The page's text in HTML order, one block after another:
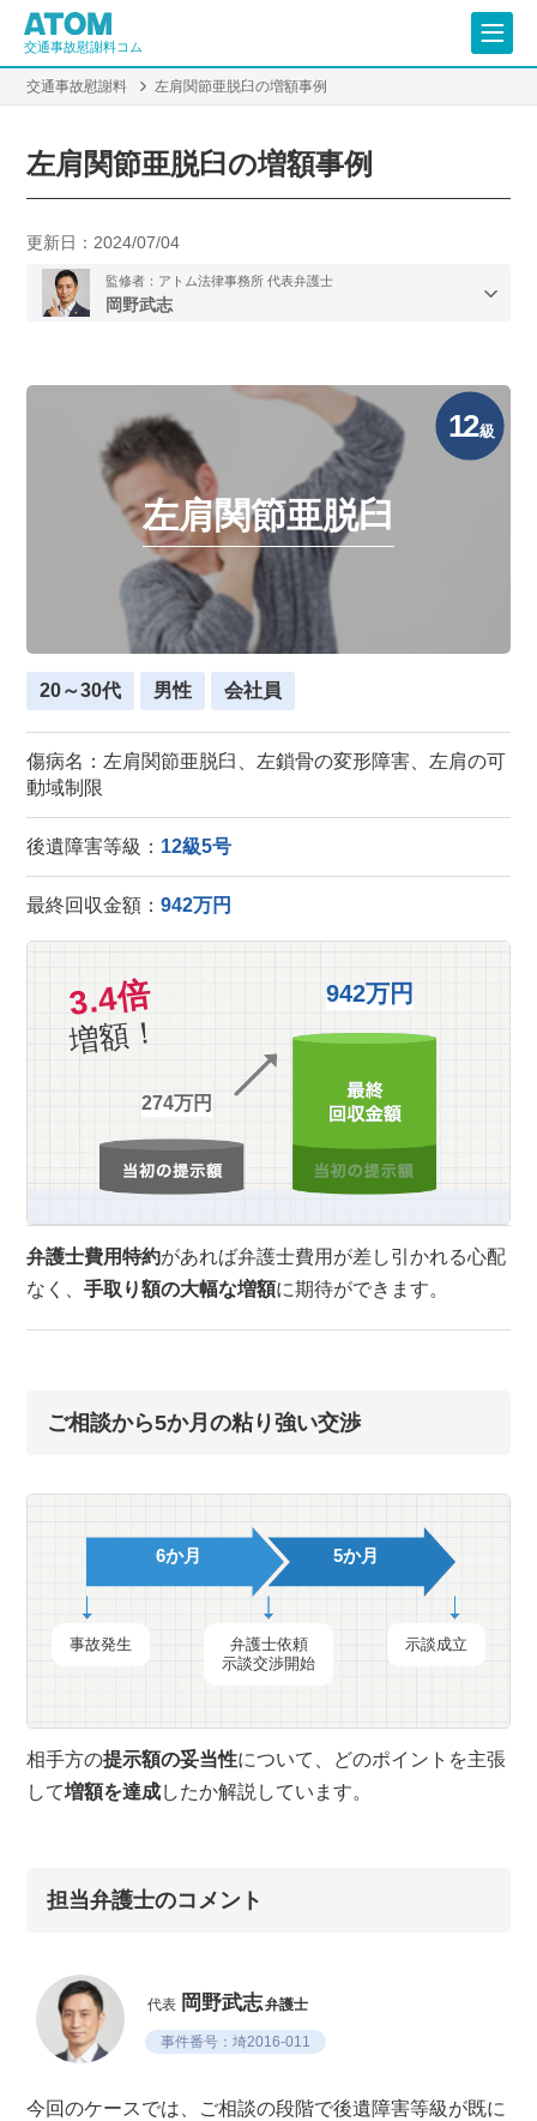
交通事故慰謝料コム
交通事故慰謝料 左肩関節亜脱臼の増額事例
左肩関節亜脱臼の増額事例
更新日： 2024/07/04
監修者：アトム法律事務所 代表弁護士
岡野武志
12級
左肩関節亜脱臼
20～30代 男性 会社員
傷病名：左肩関節亜脱臼、左鎖骨の変形障害、左肩の可
動域制限
後遺障害等級： 12級5号
最終回収金額：942万円
3.4倍
増額！
274万円
942万円
弁護士費用特約があれば弁護士費用が差し引かれる心配
なく、手取り額の大幅な増額に期待ができます。
ご相談から5か月の粘り強い交渉
6か月 5か月
事故発生
弁護士依頼
示談交渉開始
示談成立
相手方の提示額の妥当性について、どのポイントを主張
して増額を達成したか解説しています。
担当弁護士のコメント
代表 岡野武志弁護士
事件番号：埼2016-011
今回のケースでは、ご相談の段階で後遺障害等級が既に